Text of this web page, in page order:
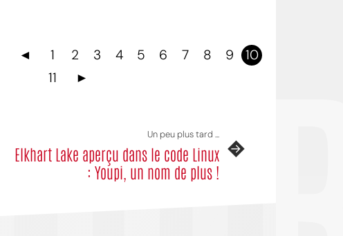
◄ 1 2 3 4 5 6 7 8 9
10
11
►
Un peu plus tard ...
Elkhart Lake aperçu dans le code Linux
: Youpi, un nom de plus !